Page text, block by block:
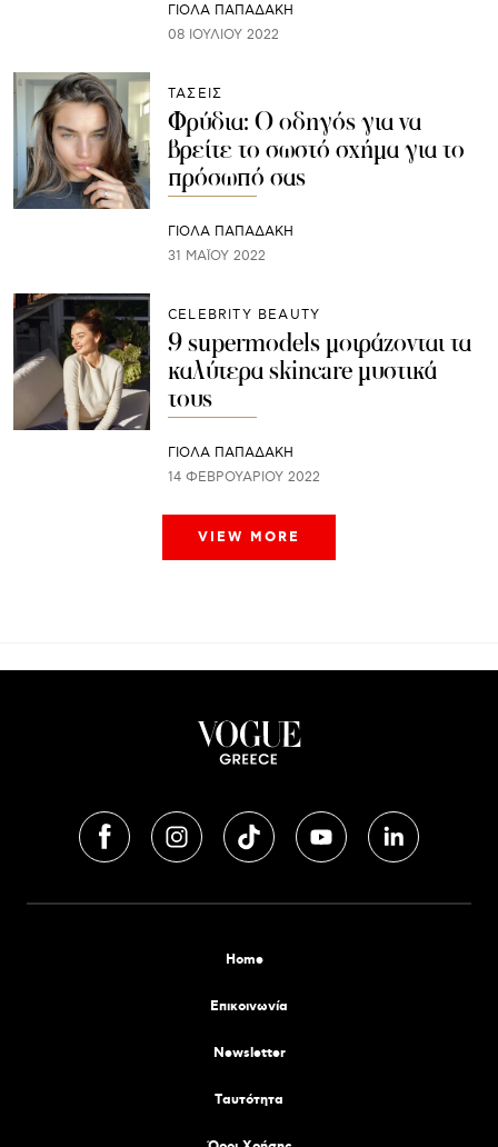
ΓΙΌΛΑ ΠΑΠΑΔΆΚΗ
08 ΙΟΥΛΊΟΥ 2022
ΤΑΣΕΙΣ
Φρύδια: Ο οδηγός για να
βρείτε το σωστό σχήμα για το
πρόσωπό σας
ΓΙΌΛΑ ΠΑΠΑΔΆΚΗ
31 ΜΑΪ́ΟΥ 2022
CELEBRITY BEAUTY
9 supermodels μοιράζονται τα
καλύτερα skincare μυστικά
τους
ΓΙΌΛΑ ΠΑΠΑΔΆΚΗ
14 ΦΕΒΡΟΥΑΡΊΟΥ 2022
VIEW MORE
Home
Επικοινωνία
Newsletter
Tαυτότητα